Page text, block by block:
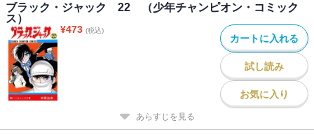
ブラック・ジャック 22 （少年チャンピオン・コミック
ス）
¥473 (税込)
カートに入れる
試し読み
お気に入り
あらすじを見る